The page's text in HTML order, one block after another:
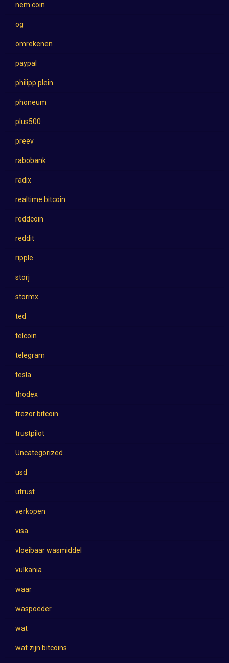
nem coin
og
omrekenen
paypal
philipp plein
phoneum
plus500
preev
rabobank
radix
realtime bitcoin
reddcoin
reddit
ripple
storj
stormx
ted
telcoin
telegram
tesla
thodex
trezor bitcoin
trustpilot
Uncategorized
usd
utrust
verkopen
visa
vloeibaar wasmiddel
vulkania
waar
waspoeder
wat
wat zijn bitcoins